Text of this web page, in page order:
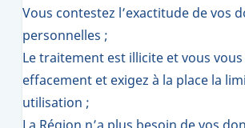
Vous contestez l’exactitude de vos
personnelles ;
Le traitement est illicite et vous
effacement et exigez à la place la
utilisation ;